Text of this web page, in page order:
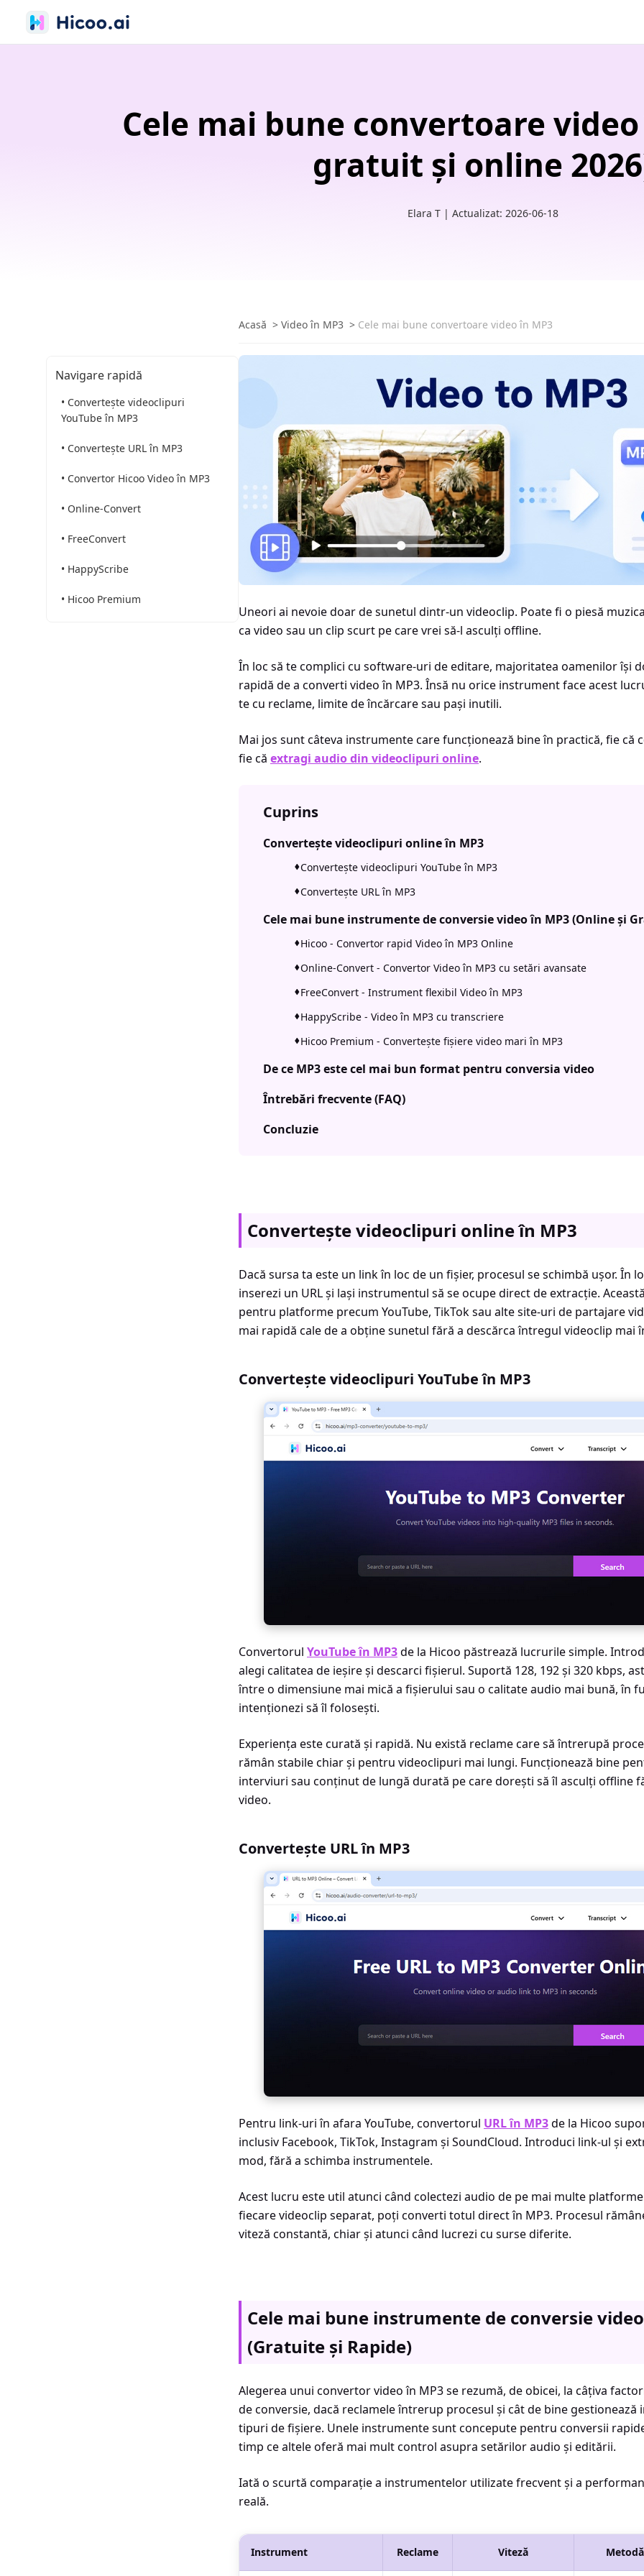
Cele mai bune convertoare
gratuit și online
Elara T | Actualizat: 2026-06-18
Navigare rapidă
• Convertește videoclipuri
YouTube în MP3
• Convertește URL în MP3
• Convertor Hicoo Video în MP3
• Online-Convert
• FreeConvert
• HappyScribe
• Hicoo Premium
Acasă > Video în MP3 > Cele mai bune convertoare video în MP3
Uneori ai nevoie doar de sunetul dintr-un videoclip. Poate fi o piesă
ca video sau un clip scurt pe care vrei să-l asculți offline.
În loc să te complici cu software-uri de editare, majoritatea oamenilor își
rapidă de a converti video în MP3. Însă nu orice instrument face acest
te cu reclame, limite de încărcare sau pași inutili.
Mai jos sunt câteva instrumente care funcționează bine în practică, fie că
fie că extragi audio din videoclipuri online.
Cuprins
Convertește videoclipuri online în MP3
Convertește videoclipuri YouTube în MP3
Convertește URL în MP3
Cele mai bune instrumente de conversie video în MP3 (Online și
Hicoo - Convertor rapid Video în MP3 Online
Online-Convert - Convertor Video în MP3 cu setări avansate
FreeConvert - Instrument flexibil Video în MP3
HappyScribe - Video în MP3 cu transcriere
Hicoo Premium - Convertește fișiere video mari în MP3
De ce MP3 este cel mai bun format pentru conversia video
Întrebări frecvente (FAQ)
Concluzie
Convertește videoclipuri online în MP3
Dacă sursa ta este un link în loc de un fișier, procesul se schimbă ușor. În
inserezi un URL și lași instrumentul să se ocupe direct de extracție.
pentru platforme precum YouTube, TikTok sau alte site-uri de partajare
mai rapidă cale de a obține sunetul fără a descărca întregul videoclip mai
Convertește videoclipuri YouTube în MP3
Convertorul YouTube în MP3de la Hicoo păstrează lucrurile simple.
alegi calitatea de ieșire și descarci fișierul. Suportă 128, 192 și 320 kbps,
între o dimensiune mai mică a fișierului sau o calitate audio mai bună, în
intenționezi să îl folosești.
Experiența este curată și rapidă. Nu există reclame care să întrerupă
rămân stabile chiar și pentru videoclipuri mai lungi. Funcționează bine
interviuri sau conținut de lungă durată pe care dorești să îl asculți offline
video.
Convertește URL în MP3
Pentru link-uri în afara YouTube, convertorul URL în MP3de la Hicoo
inclusiv Facebook, TikTok, Instagram și SoundCloud. Introduci link-ul și
mod, fără a schimba instrumentele.
Acest lucru este util atunci când colectezi audio de pe mai multe
fiecare videoclip separat, poți converti totul direct în MP3. Procesul
viteză constantă, chiar și atunci când lucrezi cu surse diferite.
Cele mai bune instrumente de conversie
(Gratuite și Rapide)
Alegerea unui convertor video în MP3 se rezumă, de obicei, la câțiva
de conversie, dacă reclamele întrerup procesul și cât de bine
tipuri de fișiere. Unele instrumente sunt concepute pentru conversii
timp ce altele oferă mai mult control asupra setărilor audio și editării.
Iată o scurtă comparație a instrumentelor utilizate frecvent și a
reală.
Instrument Reclame Viteză